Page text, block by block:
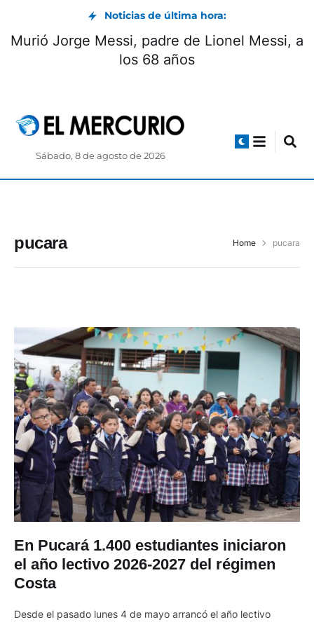
Noticias de última hora:
Murió Jorge Messi, padre de Lionel Messi, a
los 68 años
Sábado, 8 de agosto de 2026
pucara Home pucara
En Pucará 1.400 estudiantes iniciaron
el año lectivo 2026-2027 del régimen
Costa
Desde el pasado lunes 4 de mayo arrancó el año lectivo